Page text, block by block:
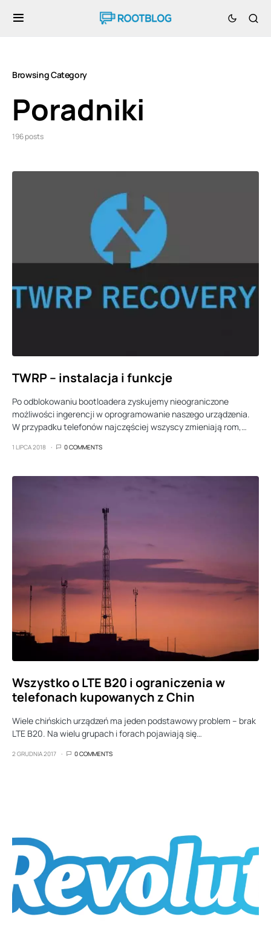
Browsing Category
Poradniki
196 posts
TWRP – instalacja i funkcje
Po odblokowaniu bootloadera zyskujemy nieograniczone
możliwości ingerencji w oprogramowanie naszego urządzenia.
W przypadku telefonów najczęściej wszyscy zmieniają rom,…
1 LIPCA 2018 0 COMMENTS
Wszystko o LTE B20 i ograniczenia w
telefonach kupowanych z Chin
Wiele chińskich urządzeń ma jeden podstawowy problem – brak
LTE B20. Na wielu grupach i forach pojawiają się…
2 GRUDNIA 2017 0 COMMENTS